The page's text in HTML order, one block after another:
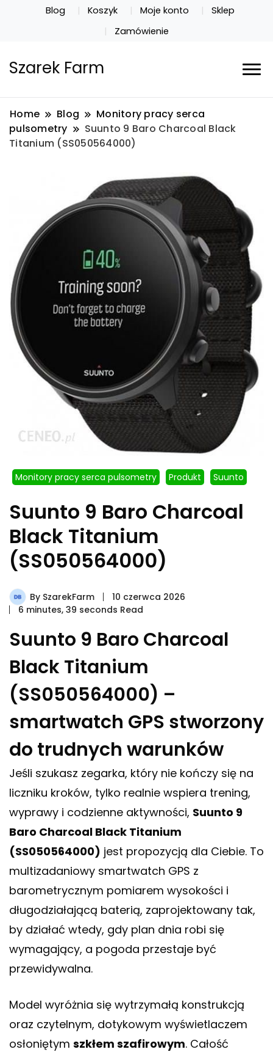
Blog Koszyk Moje konto
Sklep
Zamówienie
Szarek Farm
Home Blog
Monitory pracy serca
pulsometry
Suunto 9 Baro Charcoal Black
Titanium (SS050564000)
Monitory pracy serca pulsometry Produkt Suunto
Suunto 9 Baro Charcoal
Black Titanium
(SS050564000)
By SzarekFarm
10 czerwca 2026
6 minutes, 39 seconds Read
Suunto 9 Baro Charcoal
Black Titanium
(SS050564000) –
smartwatch GPS stworzony
do trudnych warunków
Jeśli szukasz zegarka, który nie kończy się na
liczniku kroków, tylko realnie wspiera trening,
wyprawy i codzienne aktywności, Suunto 9
Baro Charcoal Black Titanium
(SS050564000) jest propozycją dla Ciebie. To
multizadaniowy smartwatch GPS z
barometrycznym pomiarem wysokości i
długodziałającą baterią, zaprojektowany tak,
by działać wtedy, gdy plan dnia robi się
wymagający, a pogoda przestaje być
przewidywalna.
Model wyróżnia się wytrzymałą konstrukcją
oraz czytelnym, dotykowym wyświetlaczem
osłoniętym szkłem szafirowym. Całość